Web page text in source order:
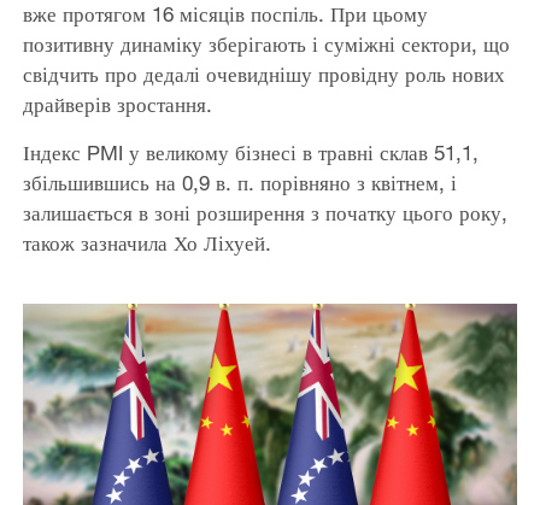
вже протягом 16 місяців поспіль. При цьому
позитивну динаміку зберігають і суміжні сектори, що
свідчить про дедалі очевиднішу провідну роль нових
драйверів зростання.
Індекс PMI у великому бізнесі в травні склав 51,1,
збільшившись на 0,9 в. п. порівняно з квітнем, і
залишається в зоні розширення з початку цього року,
також зазначила Хо Ліхуей.